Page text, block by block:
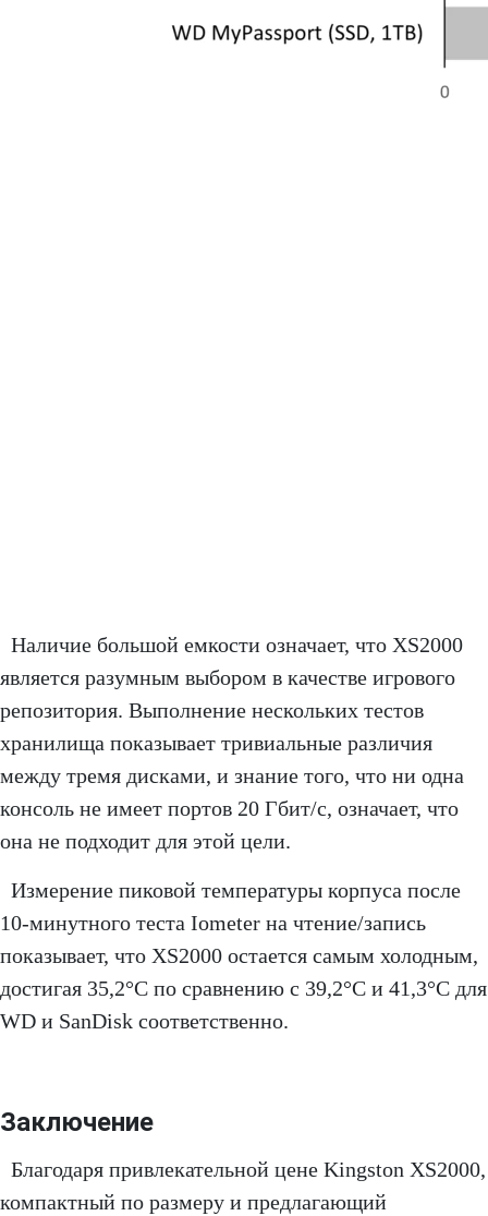
Наличие большой емкости означает, что XS2000
является разумным выбором в качестве игрового
репозитория. Выполнение нескольких тестов
хранилища показывает тривиальные различия
между тремя дисками, и знание того, что ни одна
консоль не имеет портов 20 Гбит/с, означает, что
она не подходит для этой цели.
Измерение пиковой температуры корпуса после
10-минутного теста Iometer на чтение/запись
показывает, что XS2000 остается самым холодным,
достигая 35,2°C по сравнению с 39,2°C и 41,3°C для
WD и SanDisk соответственно.
Заключение
Благодаря привлекательной цене Kingston XS2000,
компактный по размеру и предлагающий